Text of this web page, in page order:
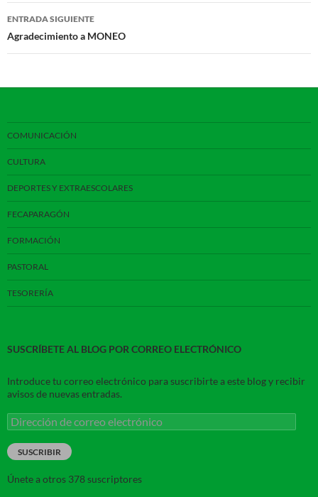
entradas
ENTRADA SIGUIENTE
Agradecimiento a MONEO
COMUNICACIÓN
CULTURA
DEPORTES Y EXTRAESCOLARES
FECAPARAGÓN
FORMACIÓN
PASTORAL
TESORERÍA
SUSCRÍBETE AL BLOG POR CORREO ELECTRÓNICO
Introduce tu correo electrónico para suscribirte a este blog y recibir
avisos de nuevas entradas.
Dirección
de
correo
electrónico
SUSCRIBIR
Únete a otros 378 suscriptores